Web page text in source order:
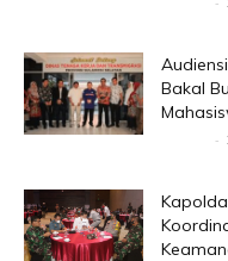
Bakal
-